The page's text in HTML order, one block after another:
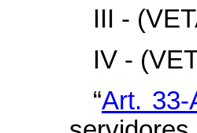
III -
IV -
“Art. 33-